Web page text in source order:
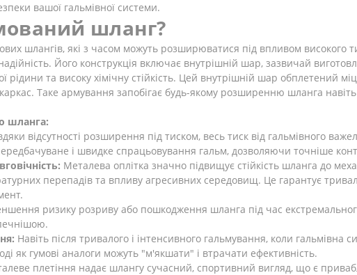
вашої гальмівної системи.
шланг?
шлангів, які з часом можуть розширюватися під впливом високого
Його конструкція включає внутрішній шар, зазвичай
рідини та високу хімічну стійкість. Цей внутрішній шар
Таке армування запобігає будь-якому розширенню шланга
шланга:
відсутності розширення під тиском, весь тиск від гальмівного
і швидке спрацьовування гальм, дозволяючи точніше
Металева оплітка значно підвищує стійкість шланга до
перепадів та впливу агресивних середовищ. Це гарантує
ризику розриву або пошкодження шланга під час
Навіть після тривалого і інтенсивного гальмування, коли гальмівна
як гумові аналоги можуть "м'якшати" і втрачати ефективність.
плетіння надає шлангу сучасний, спортивний вигляд, що є